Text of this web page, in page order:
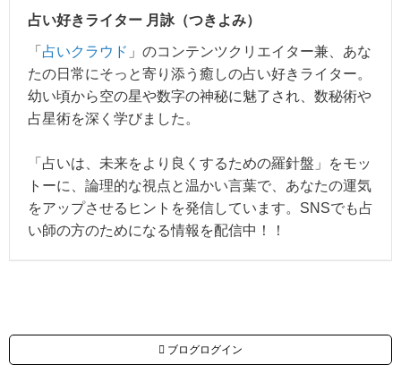
占い好きライター 月詠（つきよみ）
「 占いクラウド 」のコンテンツクリエイター兼、あな
たの日常にそっと寄り添う癒しの占い好きライター。
幼い頃から空の星や数字の神秘に魅了され、数秘術や
占星術を深く学びました。
「占いは、未来をより良くするための羅針盤」をモッ
トーに、論理的な視点と温かい言葉で、あなたの運気
をアップさせるヒントを発信しています。SNSでも占
い師の方のためになる情報を配信中！！
ブログログイン